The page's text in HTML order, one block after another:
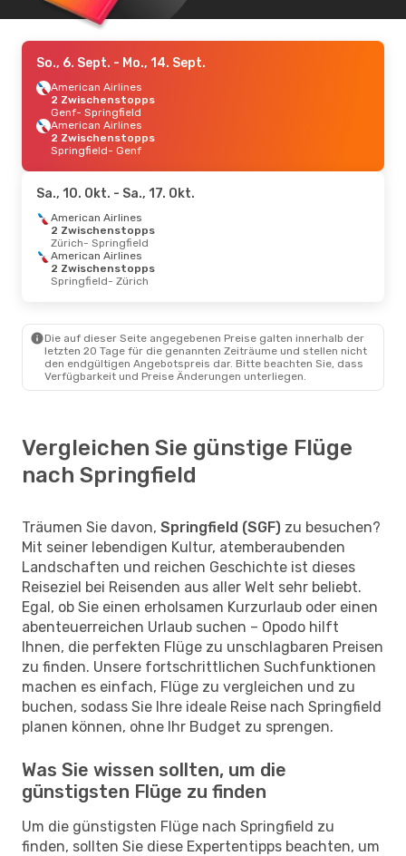
So., 6. Sept. - Mo., 14. Sept.
American Airlines
2 Zwischenstopps
Genf- Springfield
American Airlines
2 Zwischenstopps
Springfield- Genf
Sa., 10. Okt. - Sa., 17. Okt.
American Airlines
2 Zwischenstopps
Zürich- Springfield
American Airlines
2 Zwischenstopps
Springfield- Zürich
Die auf dieser Seite angegebenen Preise galten innerhalb der
letzten 20 Tage für die genannten Zeiträume und stellen nicht
den endgültigen Angebotspreis dar. Bitte beachten Sie, dass
Verfügbarkeit und Preise Änderungen unterliegen.
Vergleichen Sie günstige Flüge
nach Springfield
Träumen Sie davon, Springfield (SGF) zu besuchen?
Mit seiner lebendigen Kultur, atemberaubenden
Landschaften und reichen Geschichte ist dieses
Reiseziel bei Reisenden aus aller Welt sehr beliebt.
Egal, ob Sie einen erholsamen Kurzurlaub oder einen
abenteuerreichen Urlaub suchen – Opodo hilft
Ihnen, die perfekten Flüge zu unschlagbaren Preisen
zu finden. Unsere fortschrittlichen Suchfunktionen
machen es einfach, Flüge zu vergleichen und zu
buchen, sodass Sie Ihre ideale Reise nach Springfield
planen können, ohne Ihr Budget zu sprengen.
Was Sie wissen sollten, um die
günstigsten Flüge zu finden
Um die günstigsten Flüge nach Springfield zu
finden, sollten Sie diese Expertentipps beachten, um